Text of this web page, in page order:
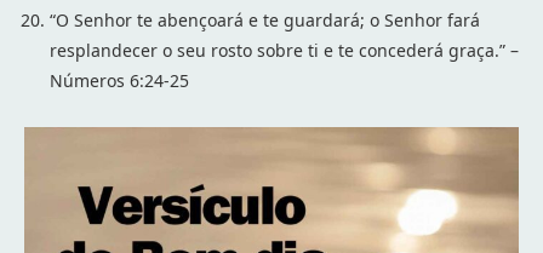
“O Senhor te abençoará e te guardará; o Senhor fará
resplandecer o seu rosto sobre ti e te concederá graça.” –
Números 6:24-25